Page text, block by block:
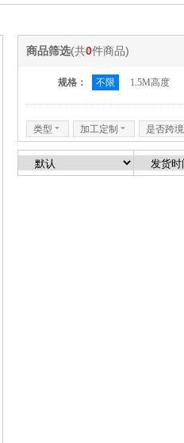
商品筛选(共0件商品)
规格： 不限 1.5M高度
类型 6 加工定制 6 是否跨